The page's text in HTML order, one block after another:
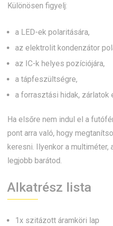
Különösen figyelj:
a LED-ek polaritására,
az elektrolit kondenzátor
az IC-k helyes pozíciójára,
a tápfeszültségre,
a forrasztási hidak, zárlatok
Ha elsőre nem indul el a
pont arra való, hogy
keresni. Ilyenkor a multiméter,
legjobb barátod.
Alkatrész lista
1x szitázott áramköri lap